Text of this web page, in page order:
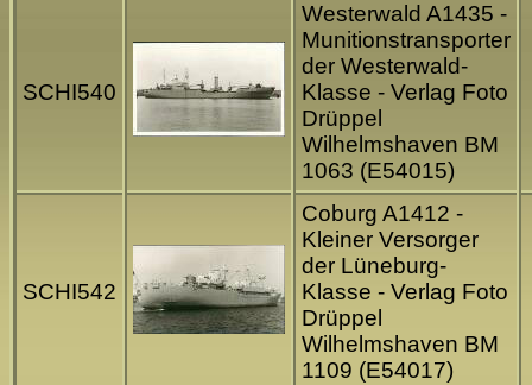
SCHI540
Westerwald A1435 -
Munitionstransporter
der Westerwald-
Klasse - Verlag Foto
Drüppel
Wilhelmshaven BM
1063 (E54015)
SCHI542
Coburg A1412 -
Kleiner Versorger
der Lüneburg-
Klasse - Verlag Foto
Drüppel
Wilhelmshaven BM
1109 (E54017)